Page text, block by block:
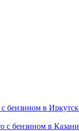
бензином в
с бензином в